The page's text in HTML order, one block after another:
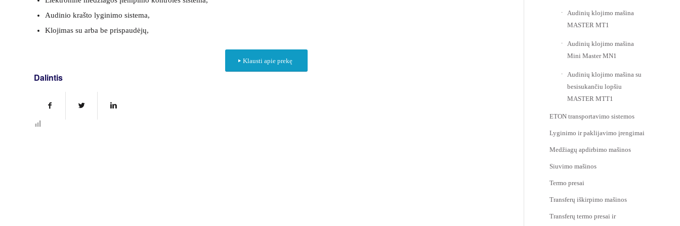
Audinio krašto lyginimo sistema,
Klojimas su arba be prispaudėjų,
Klausti apie prekę
Dalintis
Audinių klojimo mašina
MASTER MT1
Audinių klojimo mašina
Mini Master MN1
Audinių klojimo mašina su
besisukančiu lopšiu
MASTER MTT1
ETON transportavimo sistemos
Lyginimo ir paklijavimo įrengimai
Medžiagų apdirbimo mašinos
Siuvimo mašinos
Termo presai
Transferų iškirpimo mašinos
Transferų termo presai ir